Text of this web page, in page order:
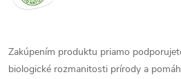
Zakúpením produktu priamo
biologické rozmanitosti prírody a